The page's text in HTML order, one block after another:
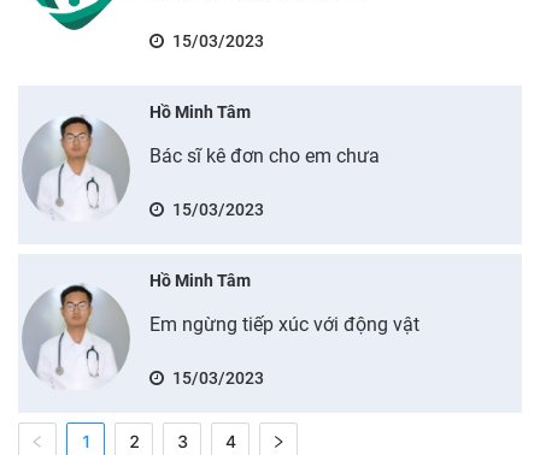
15/03/2023
Hồ Minh Tâm
Bác sĩ kê đơn cho em chưa
15/03/2023
Hồ Minh Tâm
Em ngừng tiếp xúc với động vật
15/03/2023
1 2 3 4